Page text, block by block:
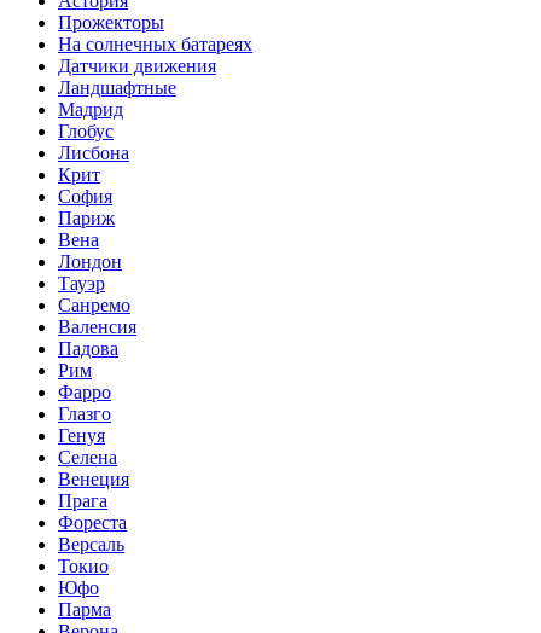
Прожекторы
На солнечных батареях
Датчики движения
Ландшафтные
Мадрид
Глобус
Лисбона
Крит
София
Париж
Вена
Лондон
Тауэр
Санремо
Валенсия
Падова
Рим
Фарро
Глазго
Генуя
Селена
Венеция
Прага
Фореста
Версаль
Токио
Юфо
Парма